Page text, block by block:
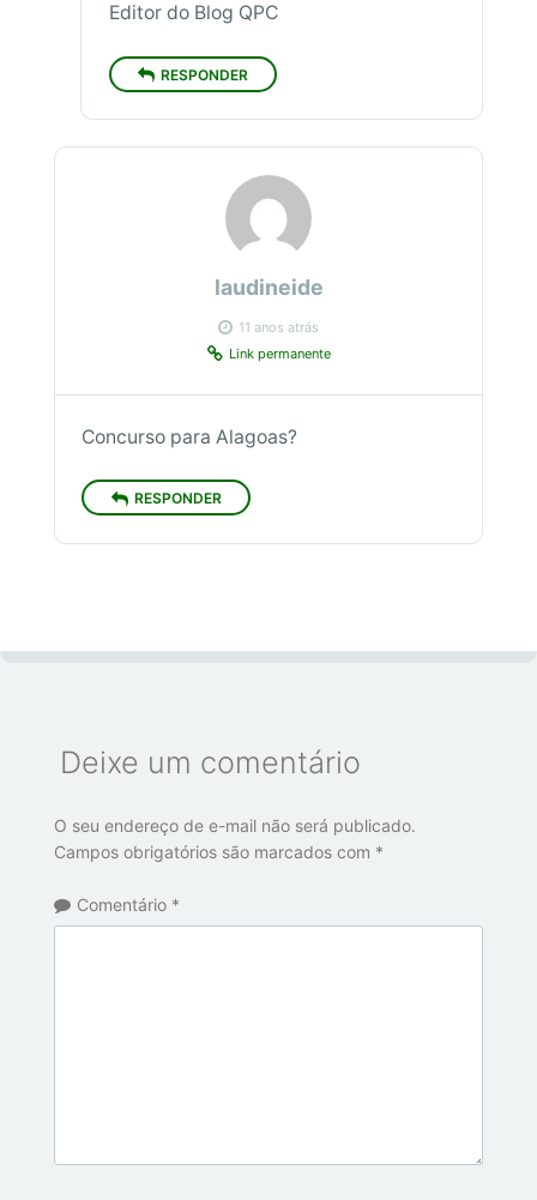
Editor do Blog QPC
RESPONDER
laudineide
11 anos atrás
Link permanente
Concurso para Alagoas?
RESPONDER
Deixe um comentário
O seu endereço de e-mail não será publicado.
Campos obrigatórios são marcados com *
Comentário *